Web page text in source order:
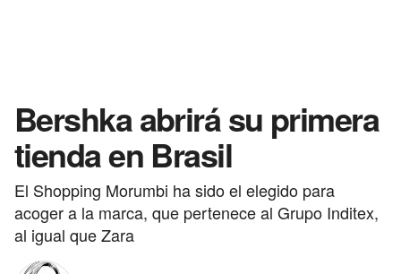
Bershka abrirá su primera
tienda en Brasil
El Shopping Morumbi ha sido el elegido para
acoger a la marca, que pertenece al Grupo Inditex,
al igual que Zara